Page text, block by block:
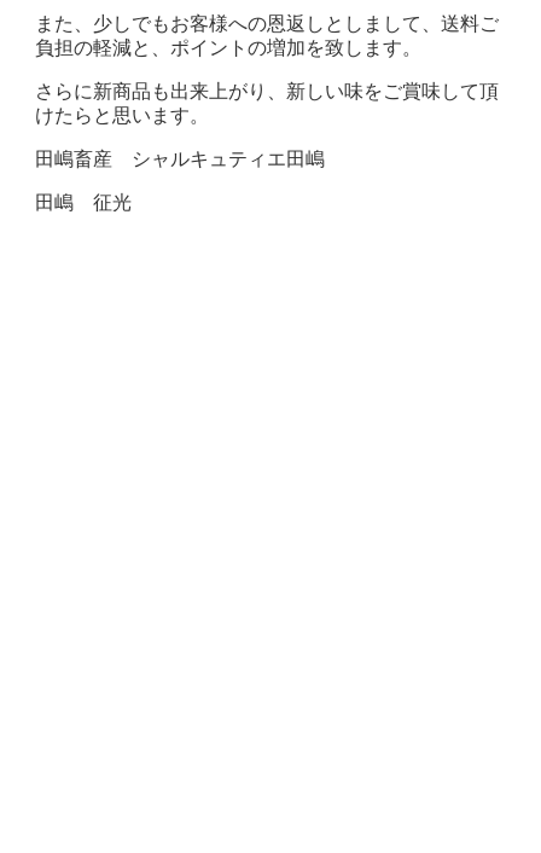
また、少しでもお客様への恩返しとしまして、送料ご
負担の軽減と、ポイントの増加を致します。
さらに新商品も出来上がり、新しい味をご賞味して頂
けたらと思います。
田嶋畜産 シャルキュティエ田嶋
田嶋 征光